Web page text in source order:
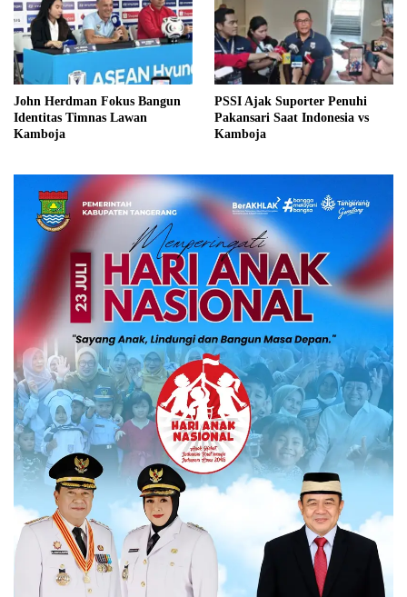
John Herdman Fokus Bangun
Identitas Timnas Lawan
Kamboja
PSSI Ajak Suporter Penuhi
Pakansari Saat Indonesia vs
Kamboja